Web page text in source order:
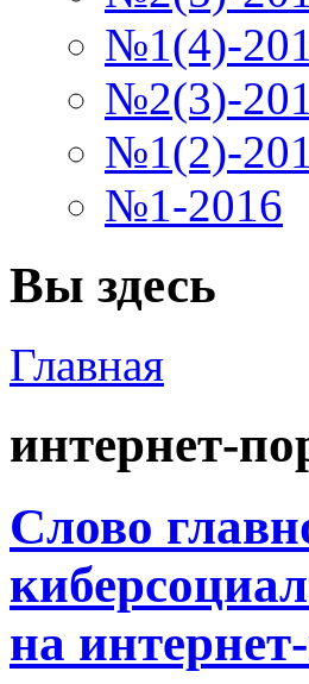
№1(4)-
№2(3)-
№1(2)-
№1-2016
Вы здесь
Главная
интернет-
Cлово
на